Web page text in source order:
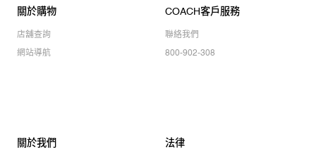
關於購物
店舖查詢
網站導航
COACH客戶服務
聯絡我們
800-902-308
關於我們 法律